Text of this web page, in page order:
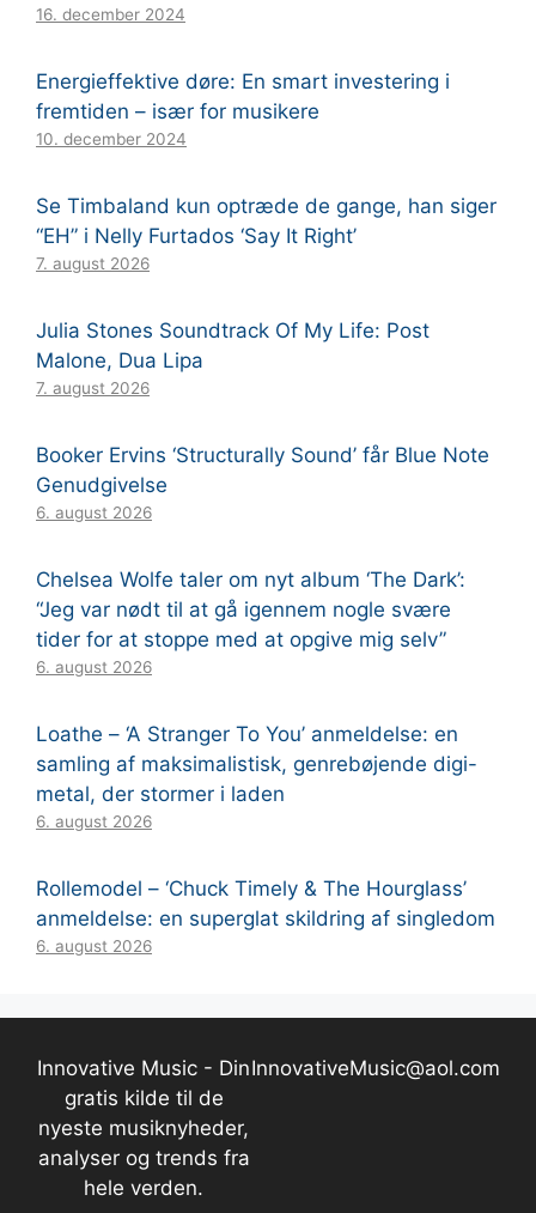
16. december 2024
Energieffektive døre: En smart investering i
fremtiden – især for musikere
10. december 2024
Se Timbaland kun optræde de gange, han siger
“EH” i Nelly Furtados ‘Say It Right’
7. august 2026
Julia Stones Soundtrack Of My Life: Post
Malone, Dua Lipa
7. august 2026
Booker Ervins ‘Structurally Sound’ får Blue Note
Genudgivelse
6. august 2026
Chelsea Wolfe taler om nyt album ‘The Dark’:
“Jeg var nødt til at gå igennem nogle svære
tider for at stoppe med at opgive mig selv”
6. august 2026
Loathe – ‘A Stranger To You’ anmeldelse: en
samling af maksimalistisk, genrebøjende digi-
metal, der stormer i laden
6. august 2026
Rollemodel – ‘Chuck Timely & The Hourglass’
anmeldelse: en superglat skildring af singledom
6. august 2026
Innovative Music - Din
gratis kilde til de
nyeste musiknyheder,
analyser og trends fra
hele verden.
InnovativeMusic@aol.com